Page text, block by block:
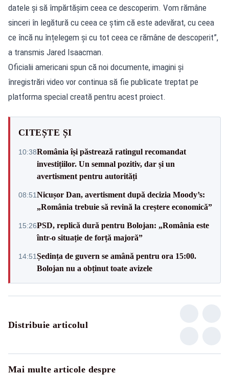
datele și să împărtășim ceea ce descoperim. Vom rămâne
sinceri în legătură cu ceea ce știm că este adevărat, cu ceea
ce încă nu înțelegem și cu tot ceea ce rămâne de descoperit”,
a transmis Jared Isaacman.
Oficialii americani spun că noi documente, imagini și
înregistrări video vor continua să fie publicate treptat pe
platforma special creată pentru acest proiect.
CITEȘTE ȘI
10:38România își păstrează ratingul recomandat
investițiilor. Un semnal pozitiv, dar și un
avertisment pentru autorități
08:51Nicușor Dan, avertisment după decizia Moody’s:
„România trebuie să revină la creștere economică”
15:26PSD, replică dură pentru Bolojan: „România este
într-o situație de forță majoră”
14:51Ședința de guvern se amână pentru ora 15:00.
Bolojan nu a obținut toate avizele
Distribuie articolul
Mai multe articole despre